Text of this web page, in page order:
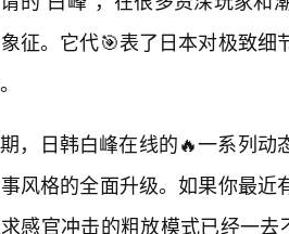
征。它代🎯表了日本对极致
，日韩白峰在线的🔥一系列
风格的全面升级。如果你最
感官冲击的粗放模式已经一